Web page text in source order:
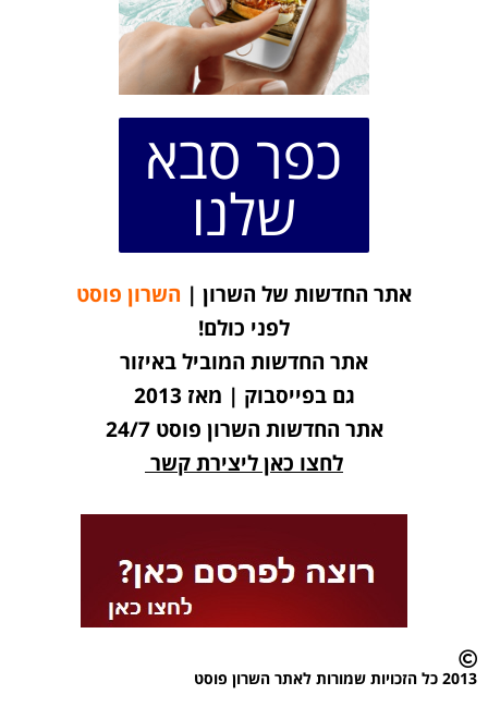
כפר סבא
שלנו
אתר החדשות של השרון | השרון פוסט
לפני כולם!
אתר החדשות המוביל באיזור
גם בפייסבוק | מאז 2013
אתר החדשות השרון פוסט 24/7
לחצו כאן ליצירת קשר
2013 כל הזכויות שמורות לאתר השרון פוסט